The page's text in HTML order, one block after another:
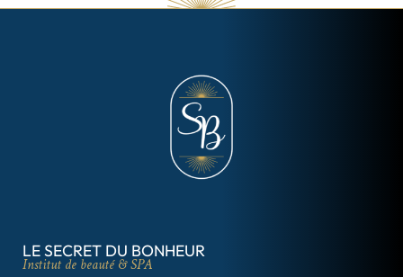
LE SECRET DU BONHEUR
Institut de beauté & SPA